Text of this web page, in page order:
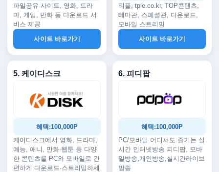
파일공유 사이트, 영화, 드라
마, 게임, 만화 등 다운로드 서
비스 제공
사이트 바로가기
티플, tple.co.kr, TOP콘텐츠,
테마관, 스페셜관, 다운로드,
모바일 스트리밍
사이트 바로가기
5. 케이디스크
혜택:100,000P
케이디스크에서 영화, 드라마,
예능, 애니, 만화·웹툰 등 다양
한 콘텐츠를 PC와 모바일로 간
편하게 다운로드·스트리밍하세
6. 피디팝
혜택:100,000P
PC/모바일 어디서도 즐기는 실
시간 인터넷방송 피디팝, 모바
일방송,개인방송,실시간라이브
방송